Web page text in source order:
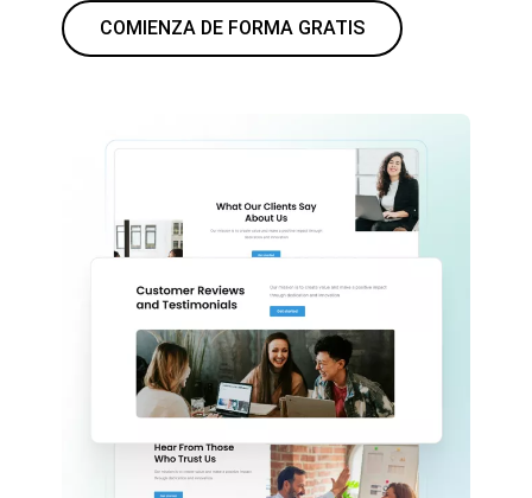
COMIENZA DE FORMA GRATIS